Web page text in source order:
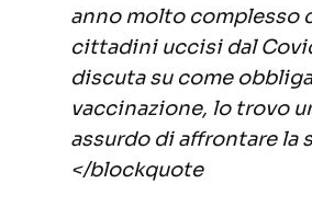
anno molto complesso
cittadini uccisi dal
discuta su come
vaccinazione, lo trovo
assurdo di affrontare la
</blockquote